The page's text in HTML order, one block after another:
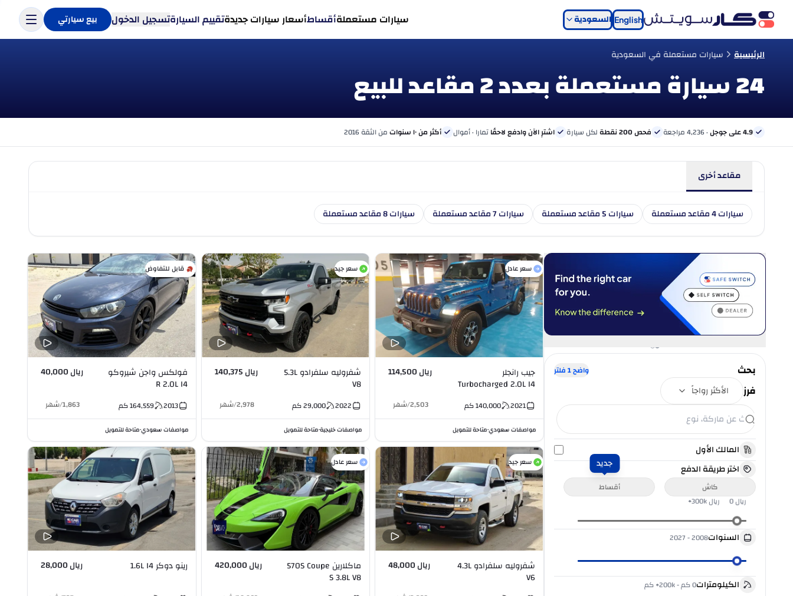
English السعودية سيارات مستعملةأقساطأسعار سيارات جديدةتقييم السيارةتسجيل الدخول بيع سيارتي
الرئيسية سيارات مستعملة في السعودية
24 سيارة مستعملة بعدد 2 مقاعد للبيع
4.9 على جوجل · 4,236 مراجعة فحص 200 نقطة لكل سيارة اشترِ الآن وادفع لاحقًاتمارا · أموال أكثر من ١٠ سنوات من الثقة 2016
مقاعد أخرى
سيارات 4 مقاعد مستعملة سيارات 5 مقاعد مستعملة سيارات 7 مقاعد مستعملة سيارات 8 مقاعد مستعملة
بحث واضح1فلتر
فرز الأكثر رواجاً
المالك الأول
اختر طريقة الدفع
كاش
جديد
أقساط
ريال0 ريال300k+
السنوات2008
-
2027
الكيلومترات0 كم -200k+ كم
سعر عادل
جيب رانجلر
Turbocharged 2.0L I4
ريال 114,500
2021
140,000كم 2,503
/شهر
مواصفات سعودي•متاحة للتمويل
سعر جيد
شفروليه سلفرادو 5.3L
V8
ريال 140,375
2022
29,000كم 2,978
/شهر
مواصفات خليجية•متاحة للتمويل
قابل للتفاوض
فولكس واجن شيروكو
R 2.0L I4
ريال 40,000
2013
164,559كم 1,863
/شهر
مواصفات سعودي•متاحة للتمويل
سعر جيد
شفروليه سلفرادو 4.3L
V6
ريال 48,000
سعر عادل
ماكلارين 570S Coupe
S 3.8L V8
ريال 420,000 رينو دوكر 1.6L I4 ريال 28,000